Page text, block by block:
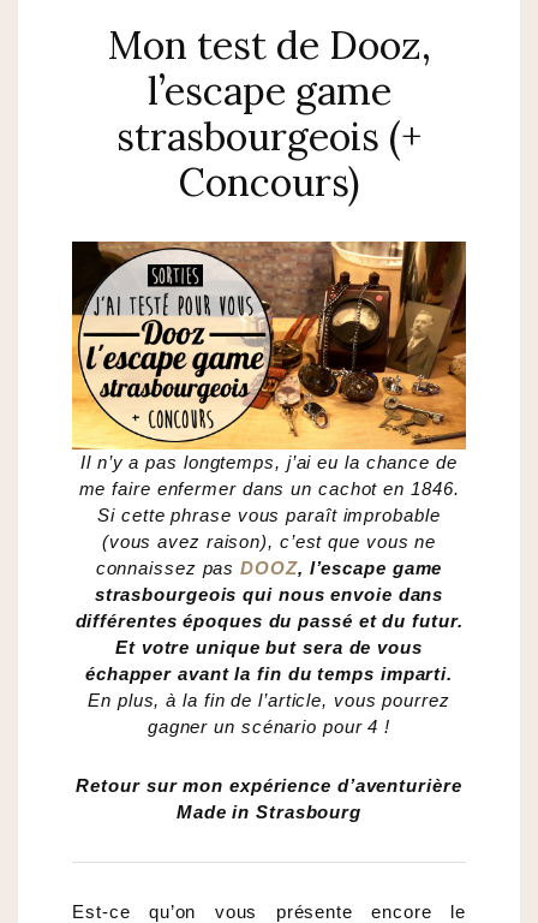
Mon test de Dooz,
l’escape game
strasbourgeois (+
Concours)
Il n’y a pas longtemps, j’ai eu la chance de
me faire enfermer dans un cachot en 1846.
Si cette phrase vous paraît improbable
(vous avez raison), c’est que vous ne
connaissez pasDOOZ, l’escape game
strasbourgeois qui nous envoie dans
différentes époques du passé et du futur.
Et votre unique but sera de vous
échapper avant la fin du temps imparti.
En plus, à la fin de l’article, vous pourrez
gagner un scénario pour 4 !
Retour sur mon expérience d’aventurière
Made in Strasbourg
Est-ce qu’on vous présente encore le